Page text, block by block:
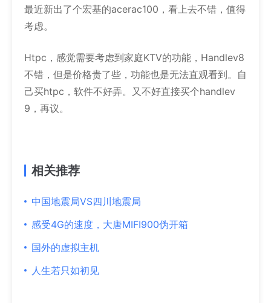
最近新出了个宏基的acerac100，看上去不错，值得
考虑。
Htpc，感觉需要考虑到家庭KTV的功能，Handlev8
不错，但是价格贵了些，功能也是无法直观看到。自
己买htpc，软件不好弄。又不好直接买个handlev
9，再议。
相关推荐
中国地震局VS四川地震局
感受4G的速度，大唐MIFI900伪开箱
国外的虚拟主机
人生若只如初见